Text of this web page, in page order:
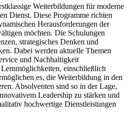
Weiterbildungen für moderne
Dienst. Diese Programme richten
Herausforderungen der
möchten. Die Schulungen
strategisches Denken und
Dabei werden aktuelle Themen
und Nachhaltigkeit
einschließlich
es, die Weiterbildung in den
Absolventen sind so in der Lage,
Leadership zu stärken und
hochwertige Dienstleistungen